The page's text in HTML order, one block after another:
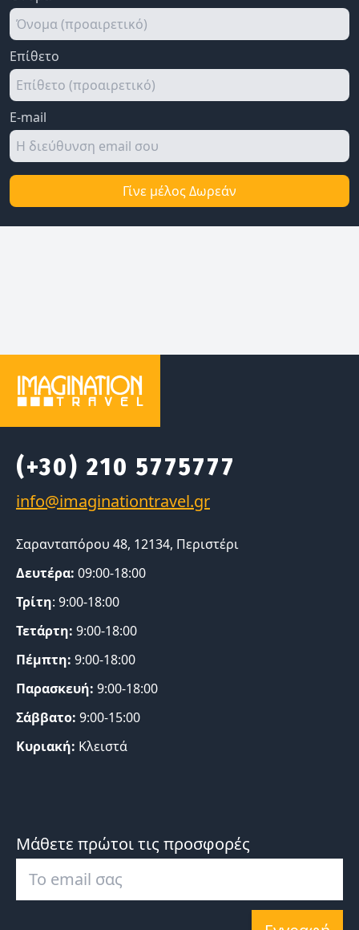
Επίθετο
E-mail
Γίνε μέλος Δωρεάν
(+30) 210 5775777
Σαρανταπόρου 48, 12134, Περιστέρι
Δευτέρα: 09:00-18:00
Τρίτη: 9:00-18:00
Τετάρτη: 9:00-18:00
Πέμπτη: 9:00-18:00
Παρασκευή: 9:00-18:00
Σάββατο: 9:00-15:00
Κυριακή: Κλειστά
Μάθετε πρώτοι τις προσφορές